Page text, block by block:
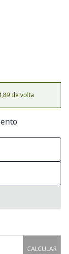
de volta
CALCULAR